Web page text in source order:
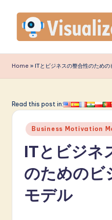
content
is
u
li
Home » ITとビジネスの整合性のため
Read this post in:
Posted
in
Business Motivation
ITとビジネ
のためのビ
モデル